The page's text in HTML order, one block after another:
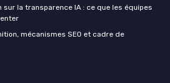
la transparence IA : ce que les équipes
mécanismes SEO et cadre de